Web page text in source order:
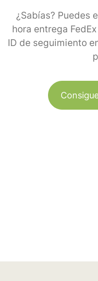
¿Sabías? Puedes
hora entrega
ID de seguimiento